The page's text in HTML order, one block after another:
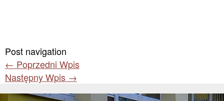
Post navigation
← Poprzedni Wpis
Następny Wpis →